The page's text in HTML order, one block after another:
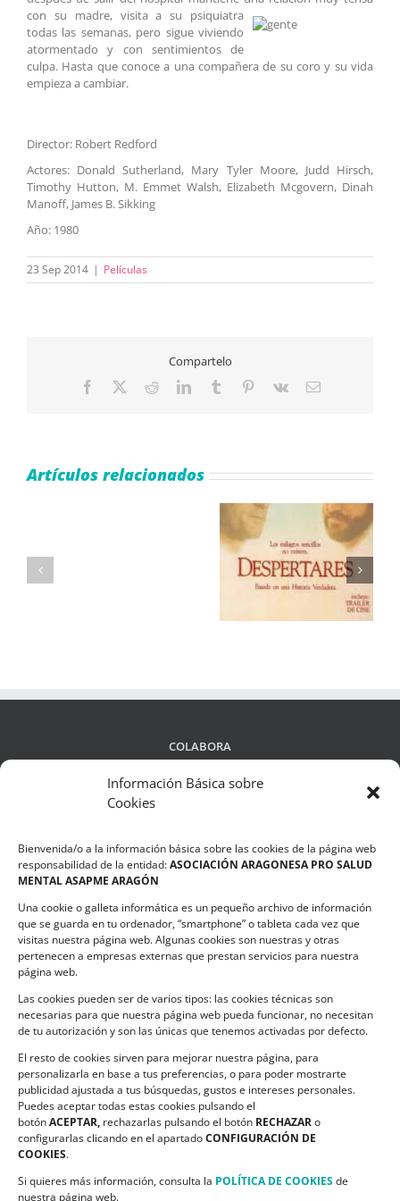
Información Básica sobre
Cookies
Bienvenida/o a la información básica sobre las cookies de la página web
responsabilidad de la entidad:ASOCIACIÓN ARAGONESA PRO SALUD
MENTAL ASAPME ARAGÓN
Una cookie o galleta informática es un pequeño archivo de información
que se guarda en tu ordenador, “smartphone” o tableta cada vez que
visitas nuestra página web. Algunas cookies son nuestras y otras
pertenecen a empresas externas que prestan servicios para nuestra
página web.
Las cookies pueden ser de varios tipos: las cookies técnicas son
necesarias para que nuestra página web pueda funcionar, no necesitan
de tu autorización y son las únicas que tenemos activadas por defecto.
El resto de cookies sirven para mejorar nuestra página, para
personalizarla en base a tus preferencias, o para poder mostrarte
publicidad ajustada a tus búsquedas, gustos e intereses personales.
Puedes aceptar todas estas cookies pulsando el
botónACEPTAR, rechazarlas pulsando el botón RECHAZARo
configurarlas clicando en el apartadoCONFIGURACIÓN DE
COOKIES.
Si quieres más información, consulta la POLÍTICA DE COOKIESde
nuestra página web.
con su madre, visita a su psiquiatra
todas las semanas, pero sigue viviendo
atormentado y con sentimientos de
culpa. Hasta que conoce a una compañera de su coro y su vida
empieza a cambiar.
Director: Robert Redford
Actores: Donald Sutherland, Mary Tyler Moore, Judd Hirsch,
Timothy Hutton, M. Emmet Walsh, Elizabeth Mcgovern, Dinah
Manoff, James B. Sikking
Año: 1980
23 Sep 2014 | Películas
Compartelo
Facebook RedditLinkedInTumblr Pinterest
Vk
Correo
Artículos relacionados
Qué bello es vivir
(Frank Capra)
COLABORA
Política de privacidad
Compromiso de Protección de Datos
Política de Cookies
CONTACTO
C/ Ciudadela s/n. Parque Delicias.
50017 Zaragoza
Teléfono:976 532 499
Email:asapme@asapme.org